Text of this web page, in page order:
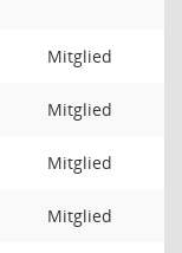
Mitglied
Mitglied
Mitglied
Mitglied